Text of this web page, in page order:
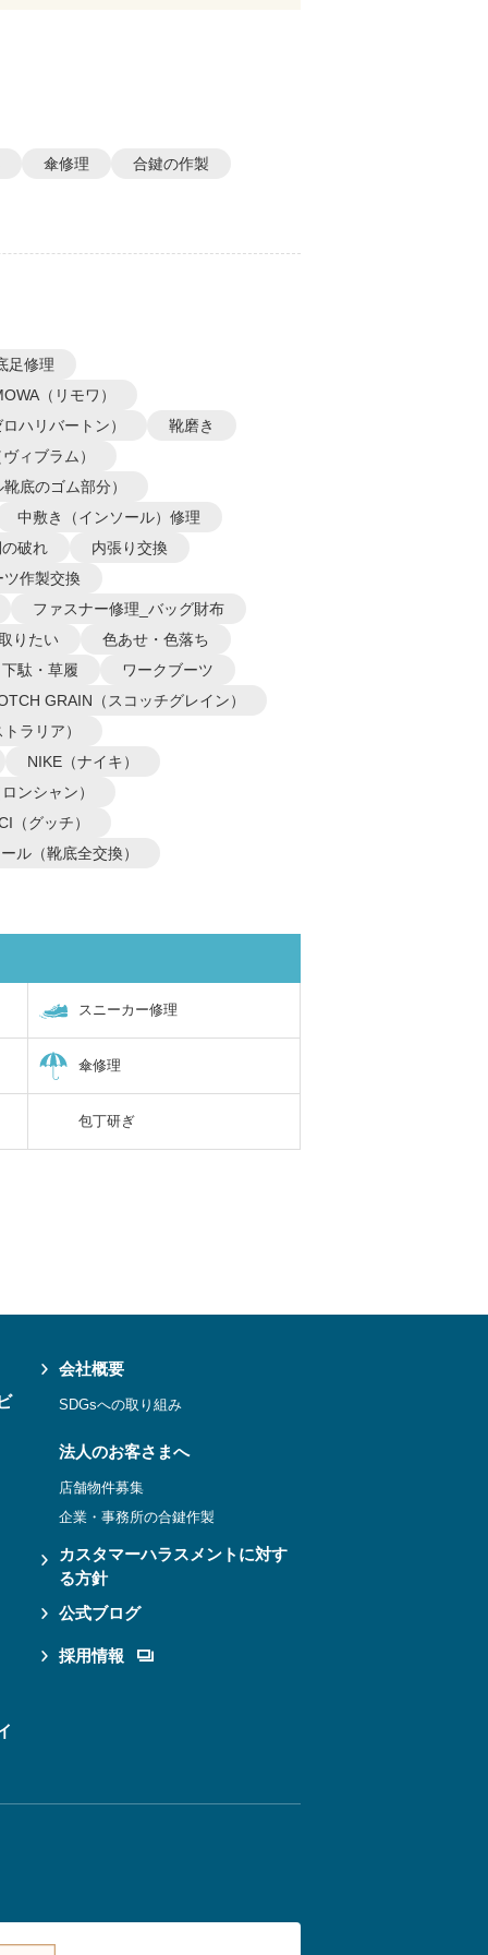
傘修理
合鍵の作製
足修理
（リモワ）
ハリバートン）
靴磨き
ィブラム）
底のゴム部分）
中敷き（インソール）修理
破れ
内張り交換
ツ作製交換
ファスナー修理_バッグ財布
りたい
色あせ・色落ち
下駄・草履
ワークブーツ
GRAIN（スコッチグレイン）
ラリア）
NIKE（ナイキ）
ンシャン）
（グッチ）
ル（靴底全交換）
スニーカー修理
傘修理
包丁研ぎ
会社概要
SDGsへの取り組み
法人のお客さまへ
店舗物件募集
企業・事務所の合鍵作製
カスタマーハラスメントに対す
る方針
公式ブログ
採用情報